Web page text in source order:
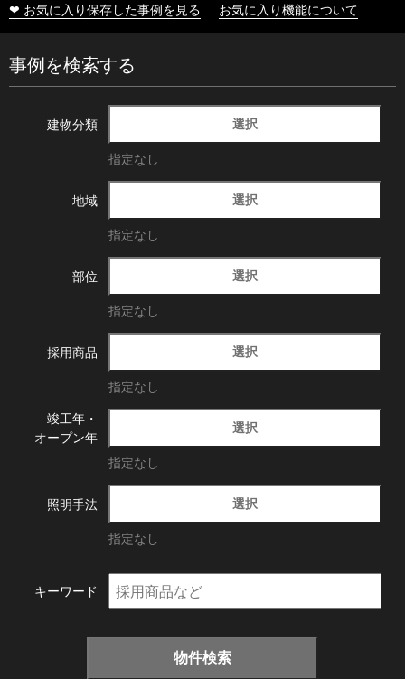
❤ お気に入り保存した事例を見る お気に入り機能について
事例を検索する
建物分類 選択
指定なし
地域 選択
指定なし
部位 選択
指定なし
採用商品 選択
指定なし
竣工年・
オープン年
選択
指定なし
照明手法 選択
指定なし
キーワード
物件検索